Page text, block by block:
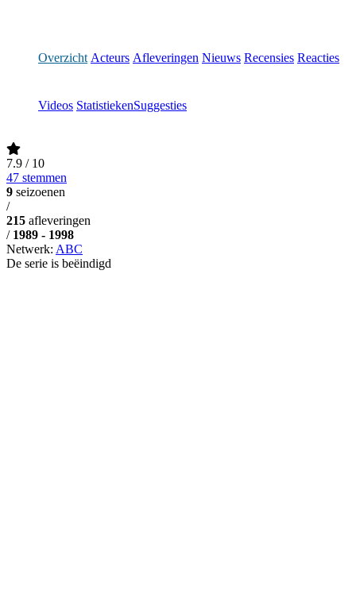
Overzicht Acteurs Afleveringen Nieuws Recensies Reacties
Videos StatistiekenSuggesties
7.9 / 10
47 stemmen
9 seizoenen
/
215 afleveringen
/ 1989 - 1998
Netwerk: ABC
De serie is beëindigd